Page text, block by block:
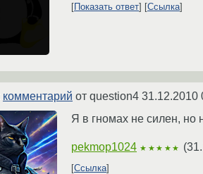
Показать ответ Ссылка
комментарий от question4 31.12.2010
Я в гномах не силен, но
pekmop1024 ★★★★★ (
Ссылка